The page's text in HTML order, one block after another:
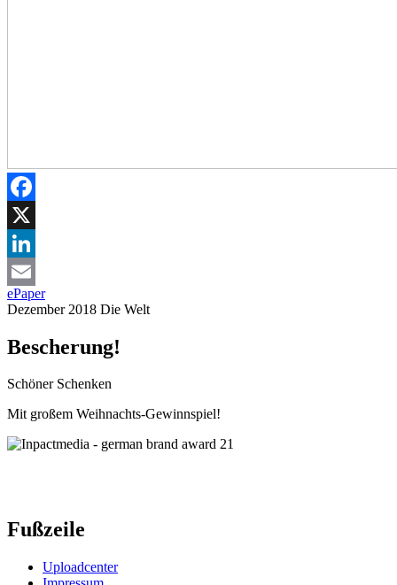
Facebook
X
LinkedIn
Email
ePaper
Dezember 2018 Die Welt
Bescherung!
Schöner Schenken
Mit großem Weihnachts-Gewinnspiel!
Fußzeile
Uploadcenter